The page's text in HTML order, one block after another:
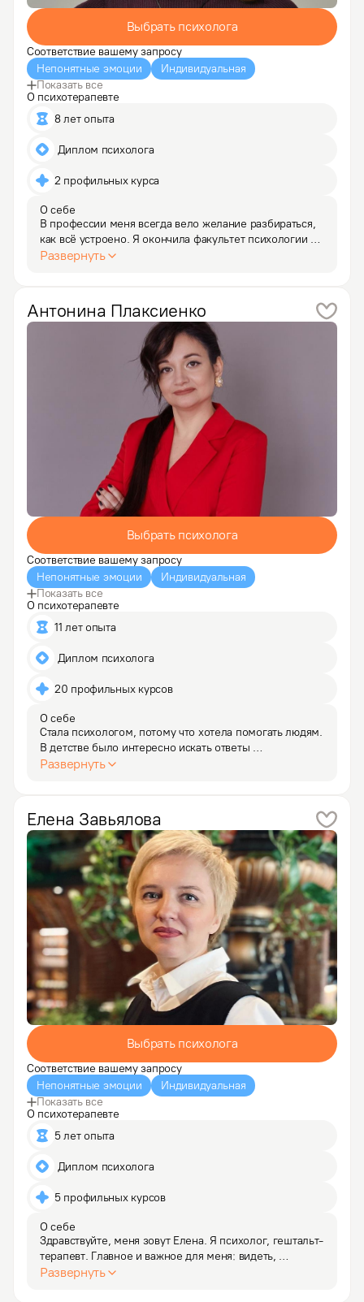
Выбрать психолога
Соответствие вашему запросу
Непонятные эмоции
Индивидуальная
Показать все
О психотерапевте
8 лет опыта
Диплом психолога
2 профильных курса
О себе
В профессии меня всегда вело желание разбираться,
как всё устроено. Я окончила факультет психологии
МГУ по специальности Клиническая психология,
Развернуть
Антонина Плаксиенко
Выбрать психолога
Соответствие вашему запросу
Непонятные эмоции
Индивидуальная
Показать все
О психотерапевте
11 лет опыта
Диплом психолога
20 профильных курсов
О себе
Стала психологом, потому что хотела помогать людям.
В детстве было интересно искать ответы
на следующие вопросы: как устроены мысли и чувства
Развернуть
Елена Завьялова
Выбрать психолога
Соответствие вашему запросу
Непонятные эмоции
Индивидуальная
Показать все
О психотерапевте
5 лет опыта
Диплом психолога
5 профильных курсов
О себе
Здравствуйте, меня зовут Елена. Я психолог, гештальт-
терапевт. Главное и важное для меня: видеть,
слышать, понимать и разделять переживания с другим
Развернуть